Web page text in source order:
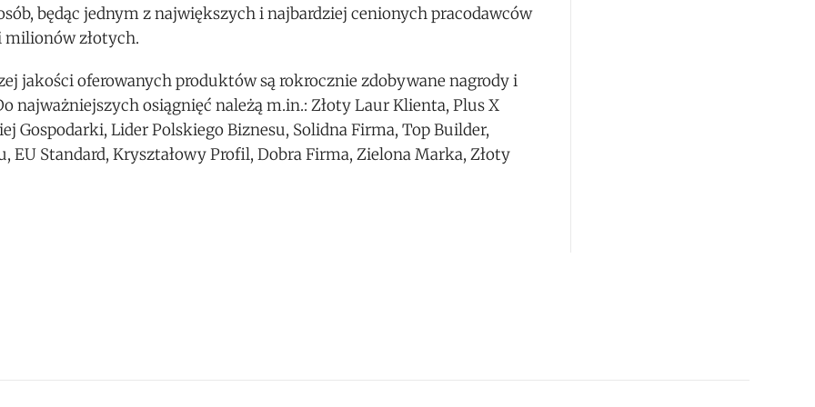
będąc jednym z największych i najbardziej cenionych pracodawców
milionów złotych.
jakości oferowanych produktów są rokrocznie zdobywane nagrody i
najważniejszych osiągnięć należą m.in.: Złoty Laur Klienta, Plus X
Gospodarki, Lider Polskiego Biznesu, Solidna Firma, Top Builder,
EU Standard, Kryształowy Profil, Dobra Firma, Zielona Marka, Złoty